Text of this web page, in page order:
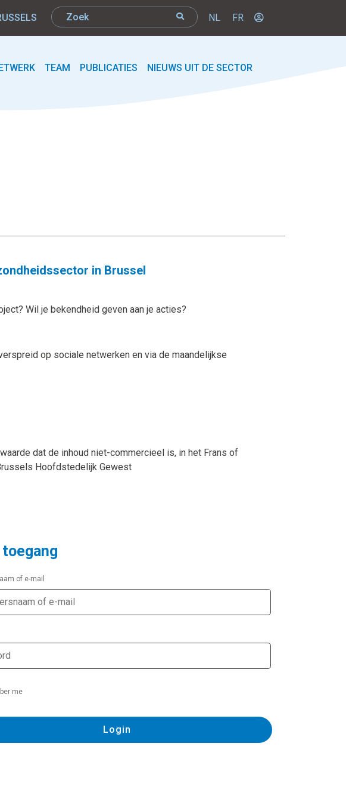
NL FR
TEAM PUBLICATIES NIEUWS UIT DE SECTOR
in Brussel
Wil je bekendheid geven aan je acties?
op sociale netwerken en via de maandelijkse
dat de inhoud niet-commercieel is, in het Frans of
Hoofdstedelijk Gewest
of e-mail
me